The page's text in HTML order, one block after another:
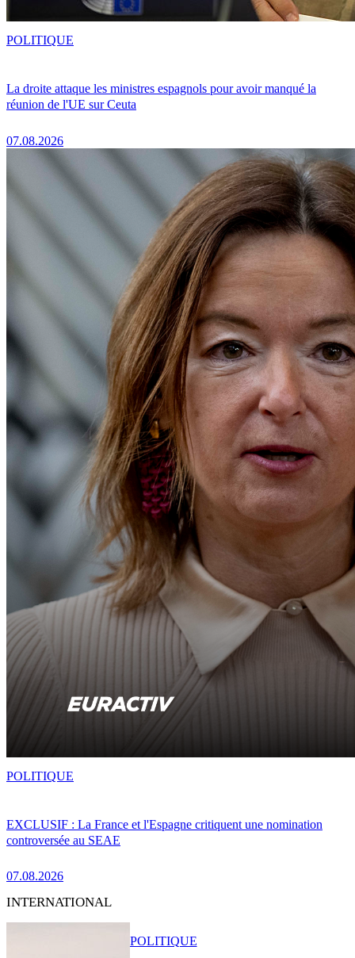
La droite attaque les ministres espagnols pour avoir manqué la
réunion de l'UE sur Ceuta
07.08.2026
POLITIQUE
EXCLUSIF : La France et l'Espagne critiquent une nomination
controversée au SEAE
07.08.2026
POLITIQUE
INTERNATIONAL
POLITIQUE